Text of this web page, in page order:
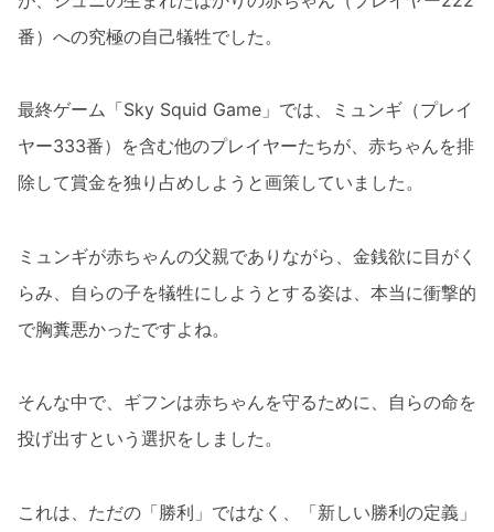
番）への究極の自己犠牲でした。
最終ゲーム「Sky Squid Game」では、ミュンギ（プレイ
ヤー333番）を含む他のプレイヤーたちが、赤ちゃんを排
除して賞金を独り占めしようと画策していました。
ミュンギが赤ちゃんの父親でありながら、金銭欲に目がく
らみ、自らの子を犠牲にしようとする姿は、本当に衝撃的
で胸糞悪かったですよね。
そんな中で、ギフンは赤ちゃんを守るために、自らの命を
投げ出すという選択をしました。
これは、ただの「勝利」ではなく、「新しい勝利の定義」